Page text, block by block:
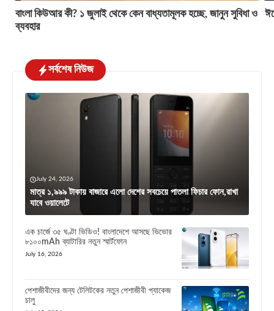
বাংলা কিউআর কী? ১ জুলাই থেকে কেন বাধ্যতামূলক হচ্ছে, জানুন সুবিধা ও
ব্যবহার
সর্বশেষ নিউজ
July 24, 2026
মাত্র ১,৯৯৯ টাকায় বাজারে এলো দেশের সবচেয়ে পাতলা ফিচার ফোন,রাখা
যাবে ওয়ালেটে
এক চার্জে ৩৫ ঘণ্টা ভিডিও! বাংলাদেশে আসছে ভিভোর
৮১০০mAh ব্যাটারির নতুন স্মার্টফোন
July 16, 2026
পেশাজীবীদের জন্য টেলিটকের নতুন পেশাজীবী প্যাকেজ
চালু